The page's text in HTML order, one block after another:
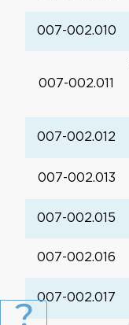
007-002.010
007-002.011
007-002.012
007-002.013
007-002.015
007-002.016
007-002.017